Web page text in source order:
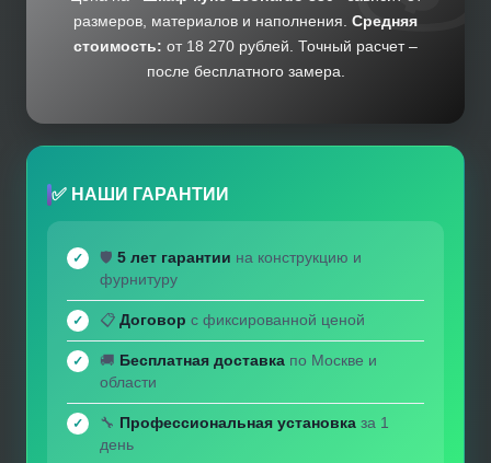
размеров, материалов и наполнения. Средняя
стоимость: от 18 270 рублей. Точный расчет –
после бесплатного замера.
✅ НАШИ ГАРАНТИИ
🛡️ 5 лет гарантии на конструкцию и
фурнитуру
📋 Договор с фиксированной ценой
🚚 Бесплатная доставка по Москве и
области
🔧 Профессиональная установка за 1
день